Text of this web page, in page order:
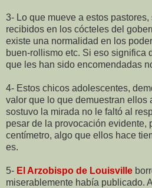
3- Lo que mueve a estos
recibidos en los cócteles del
existe una normalidad en los
buen-rollismo etc. Si eso significa
que les han sido encomendadas
4- Estos chicos adolescentes,
valor que lo que demuestran ellos
sostuvo la mirada no le faltó al
pesar de la provocación evidente,
centímetro, algo que ellos hace
es.
5- El Arzobispo de Louisville
miserablemente había publicado.